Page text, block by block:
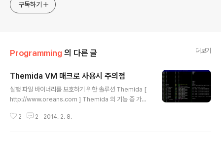
구독하기
Programming 의 다른 글 더보기
Themida VM 매크로 사용시 주의점
실행 파일 바이너리를 보호하기 위한 솔루션 Themida [
http://www.oreans.com ] Themida 의 기능 중 가장
꼽을 수 있는데요.. :) 이 기능은 프로그램 개발시 보호하고
2 2 2014. 2. 8.